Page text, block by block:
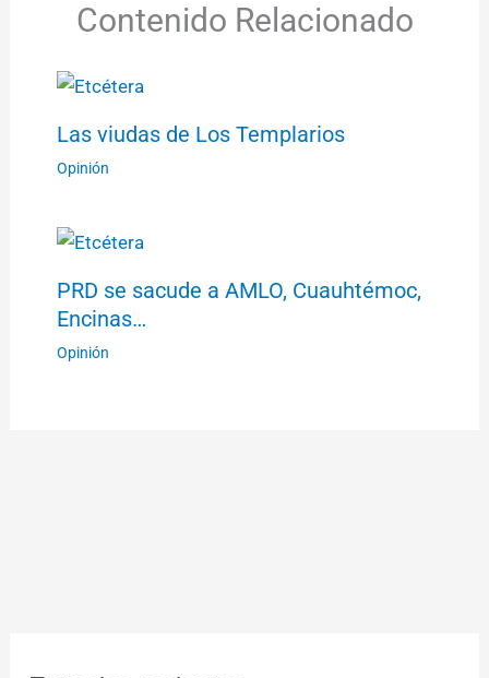
Contenido Relacionado
Las viudas de Los Templarios
Opinión
PRD se sacude a AMLO, Cuauhtémoc,
Encinas…
Opinión